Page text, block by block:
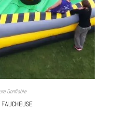
Gonflable